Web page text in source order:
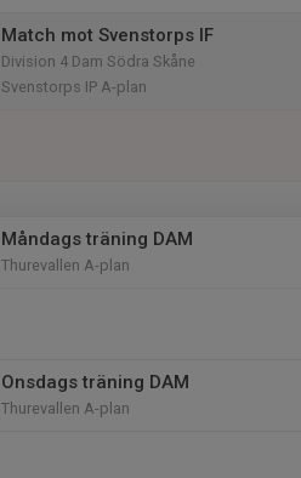
Match mot Svenstorps IF
Division 4 Dam Södra Skåne
Svenstorps IP A-plan
Måndags träning DAM
Thurevallen A-plan
Onsdags träning DAM
Thurevallen A-plan